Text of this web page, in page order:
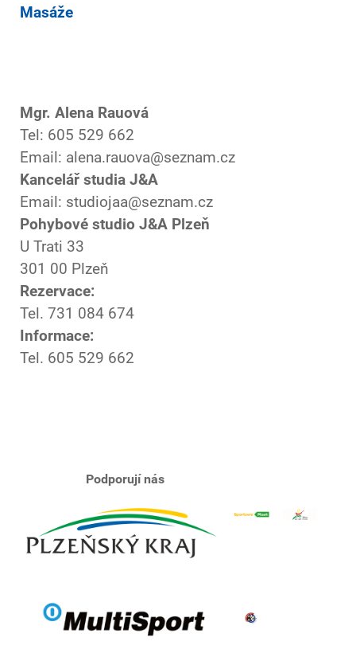
Masáže
Mgr. Alena Rauová
Tel: 605 529 662
Email: alena.rauova@seznam.cz
Kancelář studia J&A
Email: studiojaa@seznam.cz
Pohybové studio J&A Plzeň
U Trati 33
301 00 Plzeň
Rezervace:
Tel. 731 084 674
Informace:
Tel. 605 529 662
Podporují nás